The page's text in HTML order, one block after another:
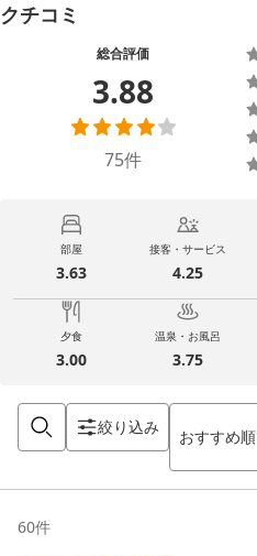
クチコミ
総合評価
3.88
75件
部屋
3.63
接客・サービス
4.25
夕食
3.00
温泉・お風呂
3.75
絞り込み おすすめ順
60件